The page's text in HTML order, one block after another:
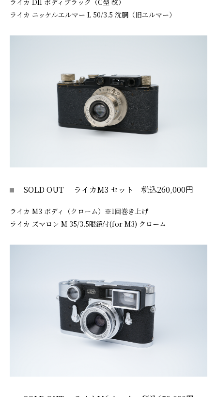
ライカ DII ボディブラック（C型 改）
ライカ ニッケルエルマー L 50/3.5 沈胴（旧エルマー）
－SOLD OUT－ ライカM3 セット 税込260,000円
ライカ M3 ボディ（クローム）※1回巻き上げ
ライカ ズマロン M 35/3.5眼鏡付(for M3) クローム